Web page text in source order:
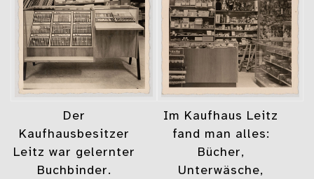
Der
Kaufhausbesitzer
Leitz war gelernter
Buchbinder.
Im Kaufhaus Leitz
fand man alles:
Bücher,
Unterwäsche,